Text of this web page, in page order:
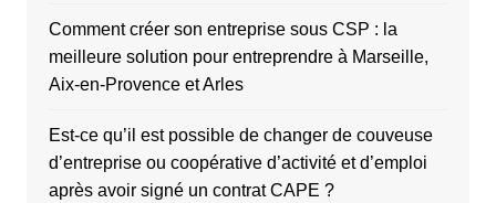
Comment créer son entreprise sous CSP : la
meilleure solution pour entreprendre à Marseille,
Aix-en-Provence et Arles
Est-ce qu’il est possible de changer de couveuse
d’entreprise ou coopérative d’activité et d’emploi
après avoir signé un contrat CAPE ?